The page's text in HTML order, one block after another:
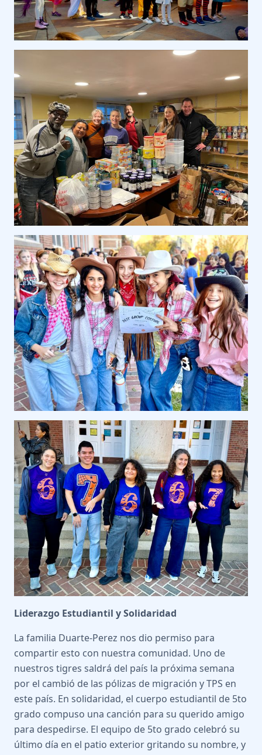
Liderazgo Estudiantil y Solidaridad
La familia Duarte-Perez nos dio permiso para
compartir esto con nuestra comunidad. Uno de
nuestros tigres saldrá del país la próxima semana
por el cambió de las pólizas de migración y TPS en
este país. En solidaridad, el cuerpo estudiantil de 5to
grado compuso una canción para su querido amigo
para despedirse. El equipo de 5to grado celebró su
último día en el patio exterior gritando su nombre, y